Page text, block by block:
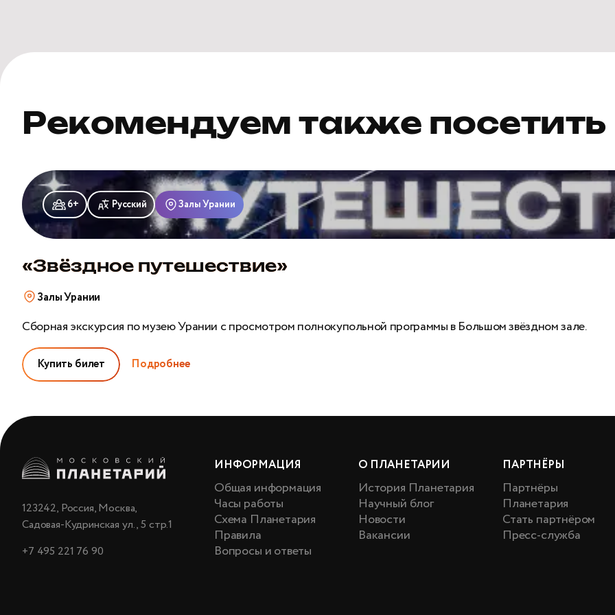
Рекомендуем также посетить
«Звёздное
путешествие»
6+ Русский Залы Урании
«Звёздное путешествие»
Залы Урании
Сборная экскурсия по музею Урании с просмотром полнокупольной программы в Большом звёздном зале.
Купить билет Подробнее
123242, Россия, Москва,
Садовая-Кудринская ул., 5 стр.1
+7 495 221 76 90
ИНФОРМАЦИЯ
Общая информация
Часы работы
Схема Планетария
Правила
Вопросы и ответы
О ПЛАНЕТАРИИ
История Планетария
Научный блог
Новости
Вакансии
ПАРТНЁРЫ
Партнёры
Планетария
Стать партнёром
Пресс-служба